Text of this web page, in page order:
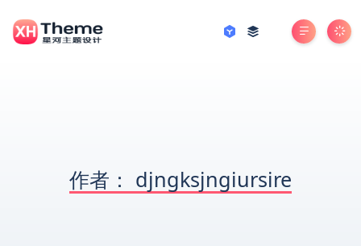
作者： djngksjngiursire